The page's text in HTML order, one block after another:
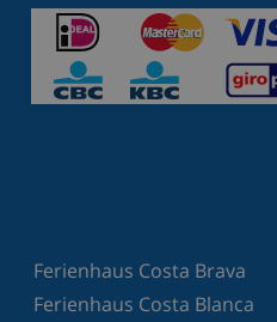
Ferienhaus Costa Brava
Ferienhaus Costa Blanca